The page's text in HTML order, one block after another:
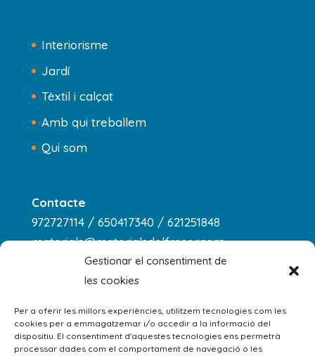
Gestionar el consentiment de
les cookies
Per a oferir les millors experiències, utilitzem tecnologies com les
cookies per a emmagatzemar i/o accedir a la informació del
dispositiu. El consentiment d'aquestes tecnologies ens permetrà
processar dades com el comportament de navegació o les
Interiorisme
Jardí
Tèxtil i calçat
Amb qui treballem
Qui som
Contacte
972727114 / 650417340 / 621251848
materials@materialsdelfreser.com
dilluns a dijous
8:00 - 13:00 / 14:00 - 18:00